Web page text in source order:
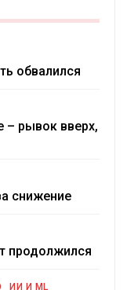
обвалился
– рывок вверх,
снижение
продолжился
ИИ И ML